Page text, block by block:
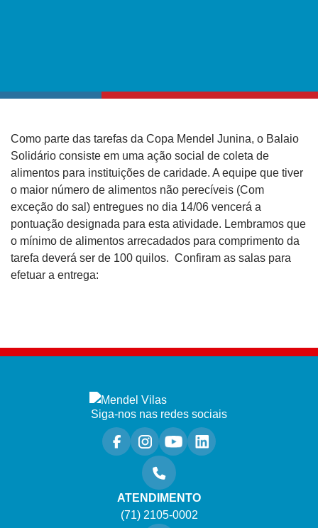
Como parte das tarefas da Copa Mendel Junina, o Balaio
Solidário consiste em uma ação social de coleta de
alimentos para instituições de caridade. A equipe que tiver
o maior número de alimentos não perecíveis (Com
exceção do sal) entregues no dia 14/06 vencerá a
pontuação designada para esta atividade. Lembramos que
o mínimo de alimentos arrecadados para comprimento da
tarefa deverá ser de 100 quilos. Confiram as salas para
efetuar a entrega:
ATENDIMENTO
(71) 2105-0002
Siga-nos nas redes sociais